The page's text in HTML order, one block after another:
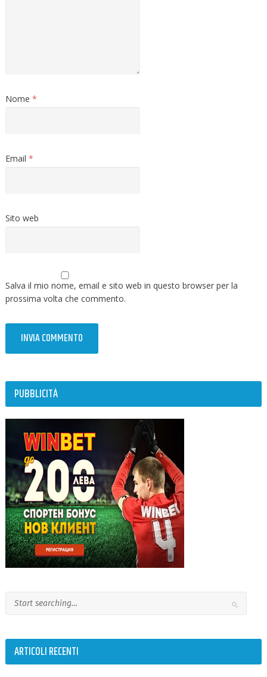
Nome *
Email *
Sito web
Salva il mio nome, email e sito web in questo browser per la
prossima volta che commento.
PUBBLICITÀ
ARTICOLI RECENTI